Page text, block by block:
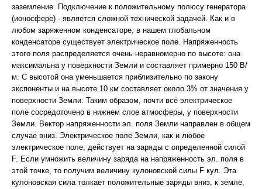
заземление. Подключение к положительному полюсу генератора
(ионосфере) - является сложной технической задачей. Как и в
любом заряженном конденсаторе, в нашем глобальном
конденсаторе существует электрическое поле. Напряженность
этого поля распределяется очень неравномерно по высоте: она
максимальна у поверхности Земли и составляет примерно 150 В/
м. С высотой она уменьшается приблизительно по закону
экспоненты и на высоте 10 км составляет около 3% от значения у
поверхности Земли. Таким образом, почти всё электрическое
поле сосредоточено в нижнем слое атмосферы, у поверхности
Земли. Вектор напряженности эл. поля Земли направлен в общем
случае вниз. Электрическое поле Земли, как и любое
электрическое поле, действует на заряды с определенной силой
F. Если умножить величину заряда на напряженность эл. поля в
этой точке, то получим величину кулоновской силы F кул. Эта
кулоновская сила толкает положительные заряды вниз, к земле,